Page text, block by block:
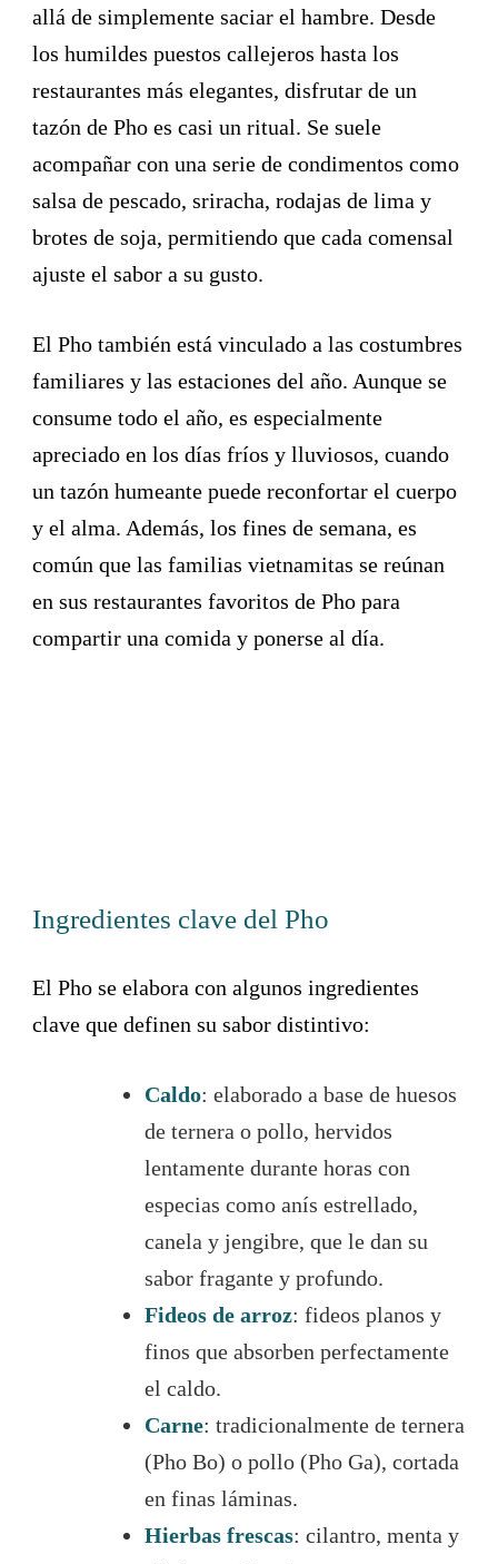
allá de simplemente saciar el hambre. Desde
los humildes puestos callejeros hasta los
restaurantes más elegantes, disfrutar de un
tazón de Pho es casi un ritual. Se suele
acompañar con una serie de condimentos como
salsa de pescado, sriracha, rodajas de lima y
brotes de soja, permitiendo que cada comensal
ajuste el sabor a su gusto.
El Pho también está vinculado a las costumbres
familiares y las estaciones del año. Aunque se
consume todo el año, es especialmente
apreciado en los días fríos y lluviosos, cuando
un tazón humeante puede reconfortar el cuerpo
y el alma. Además, los fines de semana, es
común que las familias vietnamitas se reúnan
en sus restaurantes favoritos de Pho para
compartir una comida y ponerse al día.
Ingredientes clave del Pho
El Pho se elabora con algunos ingredientes
clave que definen su sabor distintivo:
Caldo: elaborado a base de huesos
de ternera o pollo, hervidos
lentamente durante horas con
especias como anís estrellado,
canela y jengibre, que le dan su
sabor fragante y profundo.
Fideos de arroz: fideos planos y
finos que absorben perfectamente
el caldo.
Carne: tradicionalmente de ternera
(Pho Bo) o pollo (Pho Ga), cortada
en finas láminas.
Hierbas frescas: cilantro, menta y